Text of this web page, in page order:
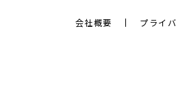
会社概要 プライ